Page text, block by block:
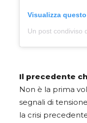
Visualizza
Il precedente
Non è la prima
segnali di
la crisi